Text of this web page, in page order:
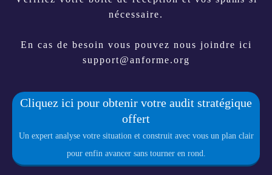
nécessaire.
En cas de besoin vous pouvez nous joindre ici
support@anforme.org
Cliquez ici pour obtenir votre audit stratégique
offert
Un expert analyse votre situation et construit avec vous un plan clair
pour enfin avancer sans tourner en rond.